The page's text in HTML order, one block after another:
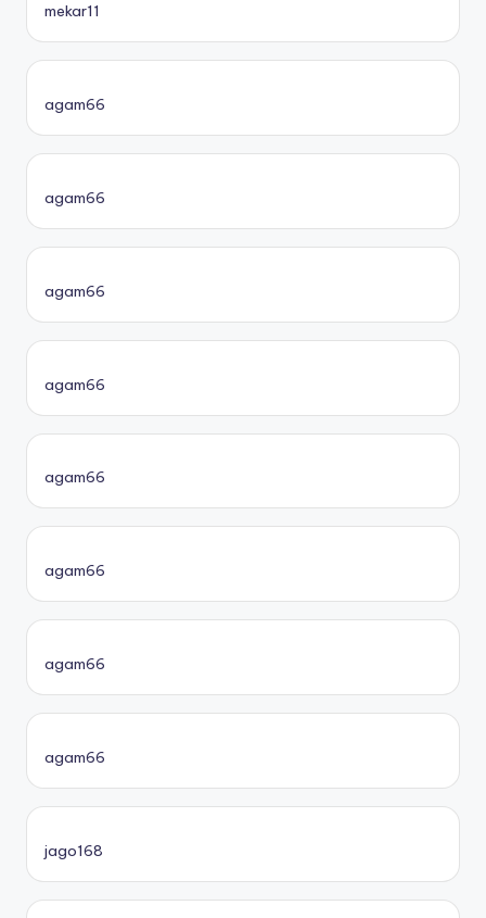
mekar11
agam66
agam66
agam66
agam66
agam66
agam66
agam66
agam66
jago168